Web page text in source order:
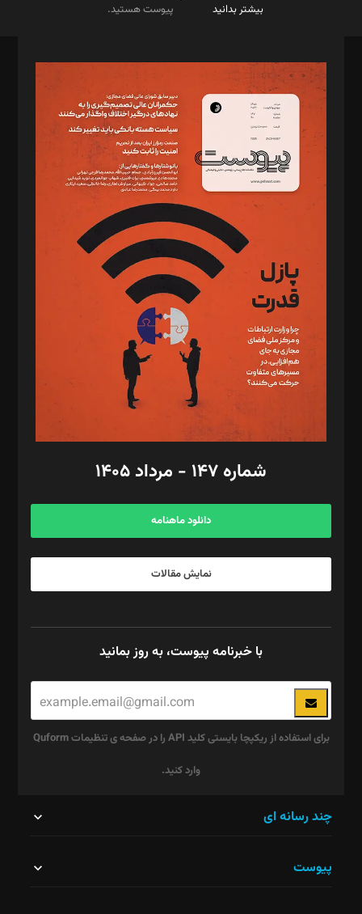
بیشتر بدانید
پیوست هستید.
مدیر مسئول: محمدباقر اثنی‌عشری
سردبیر: مهرک محمودی
دبیر تحریریه: میثم قاسمی
د‌بیر ناداستان: سمانه سمیع
د‌بیر خدمت و تجارت: ابوالفضل رجبی
د‌بیر حقوق فناوری: حسام‌الدین ایپکچی
د‌بیر پیوست جهان: مینا پاکدل
د‌بیر تحریریه آنلاین: بابک نقاش
تحریریه‌: مجتبی محمود‌ی، آرش برهمند، یسنا امان‌پور، سروش کرمیان،
مصطفی مسجدی آرانی، ابوالفضل رجبی، زهرا فکرانه، فائزه فتحی
رستمی،مصطفی باستان
ویرایش: نگار استاد‌‌آقا
طراح یونیفرم: مجید توکلی
فیلمبرداری و عکاسی: امیر شفیعی، مانی لطفی زاده
گرافیک و صفحه‌آرایی: سید‌سبحان‌علی ثابت
مد‌یر توسعه تجاری: کامبیز برید‌
امور مالی: شاپور رهبری، محمد‌ کاظمی‌نیا
آگهی و مشترکین: ۰۹۱۹۹۹۹۰۴۵۴
شماره ۱۴۷ - مرداد ۱۴۰۵
دانلود ماهنامه
نمایش مقالات
با خبرنامه پیوست، به روز بمانید
برای استفاده از ریکپچا بایستی کلید API را در صفحه ی تنظیمات Quform
وارد کنید.
نباید
چند رسانه ای
پیوست